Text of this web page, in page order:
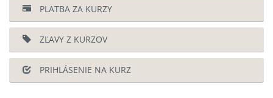
PLATBA ZA KURZY
ZĽAVY Z KURZOV
PRIHLÁSENIE NA KURZ